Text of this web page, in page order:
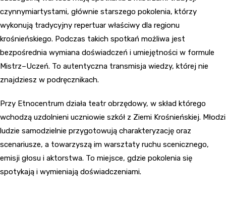
czynnymiartystami, głównie starszego pokolenia, którzy
wykonują tradycyjny repertuar właściwy dla regionu
krośnieńskiego. Podczas takich spotkań możliwa jest
bezpośrednia wymiana doświadczeń i umiejętności w formule
Mistrz–Uczeń. To autentyczna transmisja wiedzy, której nie
znajdziesz w podręcznikach.
Przy Etnocentrum działa teatr obrzędowy, w skład którego
wchodzą uzdolnieni uczniowie szkół z Ziemi Krośnieńskiej. Młodzi
ludzie samodzielnie przygotowują charakteryzację oraz
scenariusze, a towarzyszą im warsztaty ruchu scenicznego,
emisji głosu i aktorstwa. To miejsce, gdzie pokolenia się
spotykają i wymieniają doświadczeniami.